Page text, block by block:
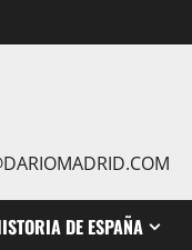
DE ESPAÑA